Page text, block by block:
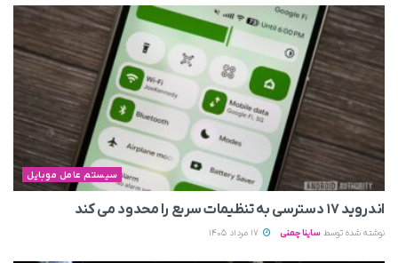
سیستم عامل موبایل
اندروید ۱۷ دسترسی به تنظیمات سریع را محدود می‌ کند
نوشته شده توسط ساینا چمنی